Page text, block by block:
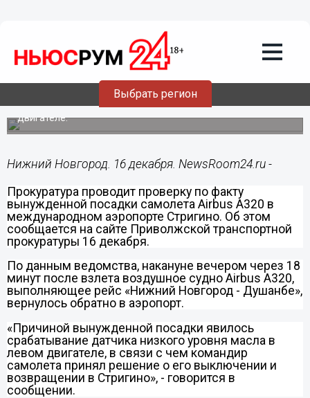
Выбрать регион
Прокуратура проводит проверку по
факту вынужденной посадки самолета
Airbus A320 в Стригино
Причиной возвращения воздушного судна явилось
срабатывание датчика низкого уровня масла в левом
двигателе.
Нижний Новгород. 16 декабря. NewsRoom24.ru -
Прокуратура проводит проверку по факту
вынужденной посадки самолета Airbus A320 в
международном аэропорте Стригино. Об этом
сообщается на сайте Приволжской транспортной
прокуратуры 16 декабря.
По данным ведомства, накануне вечером через 18
минут после взлета воздушное судно Airbus A320,
выполняющее рейс «Нижний Новгород - Душанбе»,
вернулось обратно в аэропорт.
«Причиной вынужденной посадки явилось
срабатывание датчика низкого уровня масла в
левом двигателе, в связи с чем командир
самолета принял решение о его выключении и
возвращении в Стригино», - говорится в
сообщении.